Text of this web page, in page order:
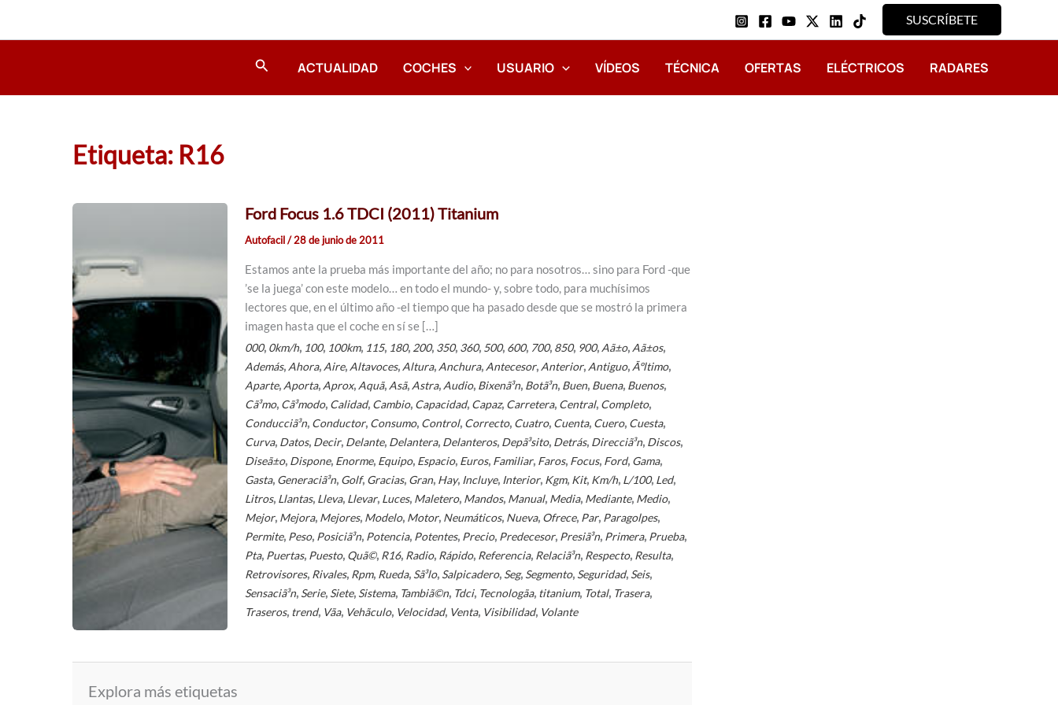
SUSCRÍBETE
Buscar ACTUALIDAD COCHES USUARIO VÍDEOS TÉCNICA OFERTAS ELÉCTRICOS RADARES
Etiqueta: R16
Ford Focus 1.6 TDCI (2011) Titanium
Autofacil/28 de junio de 2011
Estamos ante la prueba más importante del año; no para nosotros… sino para Ford -que
’se la juega’ con este modelo… en todo el mundo- y, sobre todo, para muchísimos
lectores que, en el último año -el tiempo que ha pasado desde que se mostró la primera
imagen hasta que el coche en sí se […]
000, 0km/h, 100, 100km, 115, 180, 200, 350, 360, 500, 600, 700, 850, 900, Aã±o, Aã±os,
Además, Ahora, Aire, Altavoces, Altura, Anchura, Antecesor, Anterior, Antiguo, Ãºltimo,
Aparte, Aporta, Aprox, Aquã­, Asã­, Astra, Audio, Bixenã³n, Botã³n, Buen, Buena, Buenos,
Cã³mo, Cã³modo, Calidad, Cambio, Capacidad, Capaz, Carretera, Central, Completo,
Conducciã³n, Conductor, Consumo, Control, Correcto, Cuatro, Cuenta, Cuero, Cuesta,
Curva, Datos, Decir, Delante, Delantera, Delanteros, Depã³sito, Detrás, Direcciã³n, Discos,
Diseã±o, Dispone, Enorme, Equipo, Espacio, Euros, Familiar, Faros, Focus, Ford, Gama,
Gasta, Generaciã³n, Golf, Gracias, Gran, Hay, Incluye, Interior, Kgm, Kit, Km/h, L/100, Led,
Litros, Llantas, Lleva, Llevar, Luces, Maletero, Mandos, Manual, Media, Mediante, Medio,
Mejor, Mejora, Mejores, Modelo, Motor, Neumáticos, Nueva, Ofrece, Par, Paragolpes,
Permite, Peso, Posiciã³n, Potencia, Potentes, Precio, Predecesor, Presiã³n, Primera, Prueba,
Pta, Puertas, Puesto, Quã©, R16, Radio, Rápido, Referencia, Relaciã³n, Respecto, Resulta,
Retrovisores, Rivales, Rpm, Rueda, Sã³lo, Salpicadero, Seg, Segmento, Seguridad, Seis,
Sensaciã³n, Serie, Siete, Sistema, Tambiã©n, Tdci, Tecnologã­a, titanium, Total, Trasera,
Traseros, trend, Vã­a, Vehã­culo, Velocidad, Venta, Visibilidad, Volante
Explora más etiquetas